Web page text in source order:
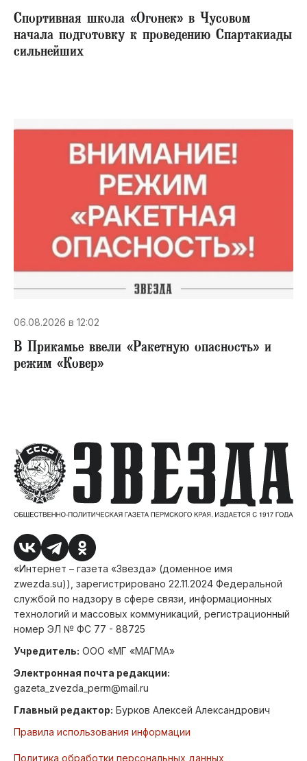
Спортивная школа «Огонек» в Чусовом
начала подготовку к проведению Спартакиады
сильнейших
06.08.2026 в 12:02
В Прикамье ввели «Ракетную опасность» и
режим «Ковер»
«Интернет – газета «Звезда» (доменное имя
zwezda.su)), зарегистрировано 22.11.2024 Федеральной
службой по надзору в сфере связи, информационных
технологий и массовых коммуникаций, регистрационный
номер ЭЛ № ФС 77 - 88725
Учредитель: ООО «МГ «МАГМА»
Электронная почта редакции:
gazeta_zvezda_perm@mail.ru
Главный редактор: Бурков Алексей Александрович
Правила использования информации
Политика обработки персональных данных